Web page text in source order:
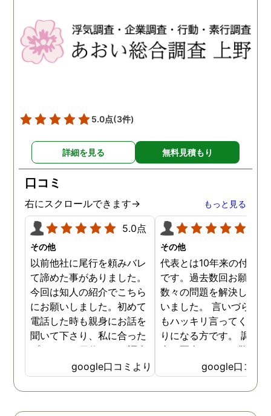
5.0点(3件)
詳細を見る 無料見積もり
口コミ
右にスクロールできます→ もっと見る
5.0点
その他
以前他社に尾行を頼みバレ
て諦めた事がありました。
今回は知人の紹介でこちら
にお願いしました。初めて
電話した時も親身にお話を
聞いて下さり、私に合った
プランで15日位かけて調査
してもらいました。 噂通り
調査も細かく、こんな所ま
でしっかり撮ってくれたん
google口コミより
その他
代表とは10年来の付き合
です。過去数回お願いし
数々の問題を解決しても
いました。 言いづらい
もハッキリ言ってくれて
りになる方です。 調査
書の写真もいつも驚かさ
てどうやって撮ったのか
くと面白い話し聞かせて
れますね。 問題がない
google口コミ